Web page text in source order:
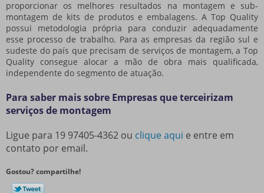
proporcionar os melhores resultados na montagem e sub-
montagem de kits de produtos e embalagens. A Top Quality
possui metodologia própria para conduzir adequadamente
esse processo de trabalho. Para as empresas da região sul e
sudeste do país que precisam de serviços de montagem, a Top
Quality consegue alocar a mão de obra mais qualificada,
independente do segmento de atuação.
Para saber mais sobre Empresas que terceirizam
serviços de montagem
Ligue para 19 97405-4362 ou clique aqui e entre em
contato por email.
Gostou? compartilhe!